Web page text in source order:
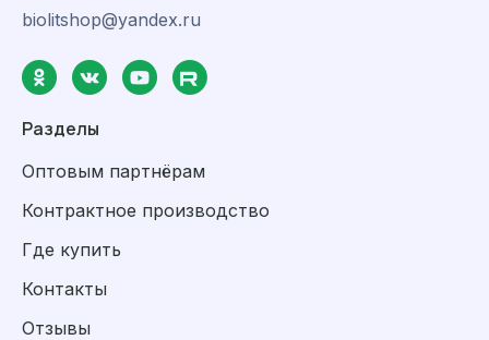
biolitshop@yandex.ru
Разделы
Оптовым партнёрам
Контрактное производство
Где купить
Контакты
Отзывы